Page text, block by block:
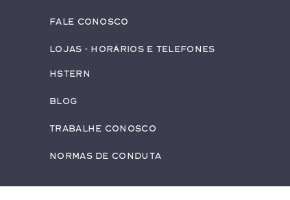
Fale conosco
Lojas - Horários e Telefones
HStern
Blog
Trabalhe conosco
Normas de Conduta